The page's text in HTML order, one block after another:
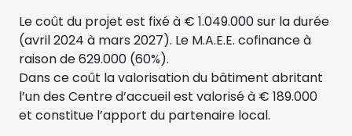
Le coût du projet est fixé à € 1.049.000 sur la durée
(avril 2024 à mars 2027). Le M.A.E.E. cofinance à
raison de 629.000 (60%).
Dans ce coût la valorisation du bâtiment abritant
l’un des Centre d’accueil est valorisé à € 189.000
et constitue l’apport du partenaire local.